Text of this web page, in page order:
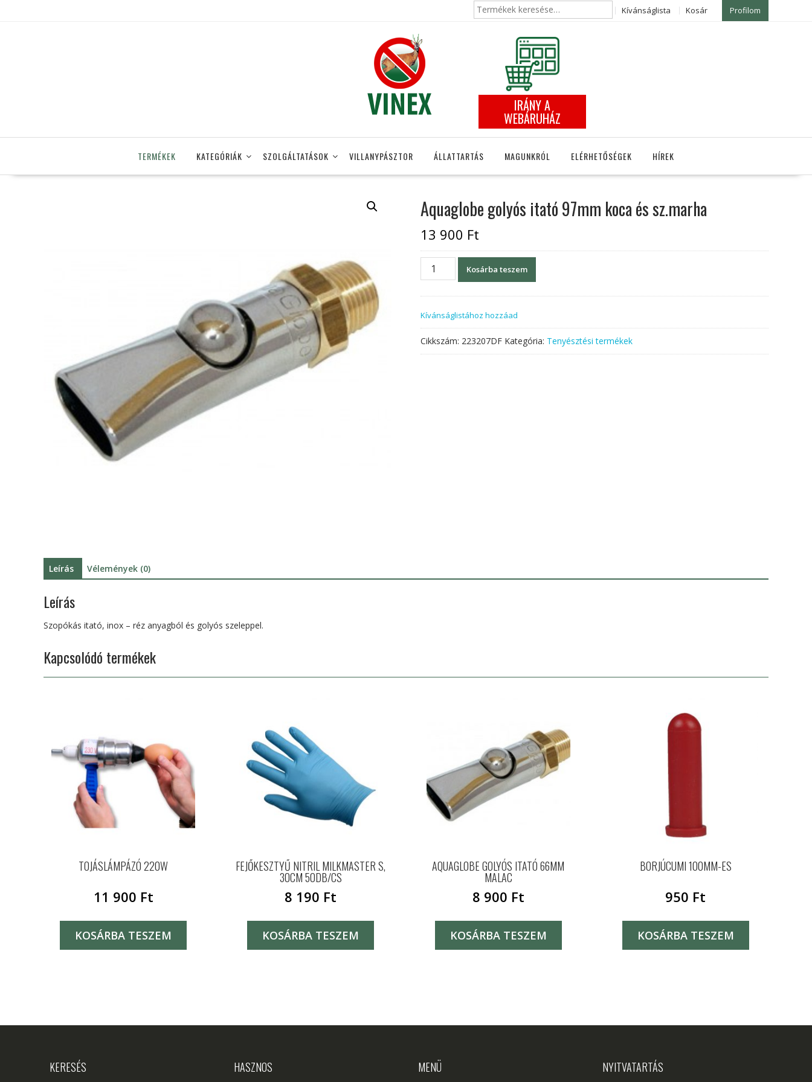
Keresés
következőre:
Kívánságlista Kosár Profilom
IRÁNY A
WEBÁRUHÁZ
TERMÉKEK KATEGÓRIÁK SZOLGÁLTATÁSOK VILLANYPÁSZTOR ÁLLATTARTÁS MAGUNKRÓL ELÉRHETŐSÉGEK HÍREK
Aquaglobe golyós itató 97mm koca és sz.marha
13 900 Ft
Aquaglobe
golyós
koca
és
sz.marha
mennyiség
Kosárba teszem
Kívánságlistához hozzáad
Cikkszám: 223207DF Kategória: Tenyésztési termékek
Leírás Vélemények (0)
Leírás
Szopókás itató, inox – réz anyagból és golyós szeleppel.
Kapcsolódó termékek
TOJÁSLÁMPÁZÓ 220W
11 900 Ft
KOSÁRBA TESZEM
FEJŐKESZTYŰ NITRIL MILKMASTER S,
30CM 50DB/CS
8 190 Ft
KOSÁRBA TESZEM
AQUAGLOBE GOLYÓS ITATÓ 66MM
MALAC
8 900 Ft
KOSÁRBA TESZEM
BORJÚCUMI 100MM-ES
950 Ft
KOSÁRBA TESZEM
KERESÉS HASZNOS MENÜ NYITVATARTÁS